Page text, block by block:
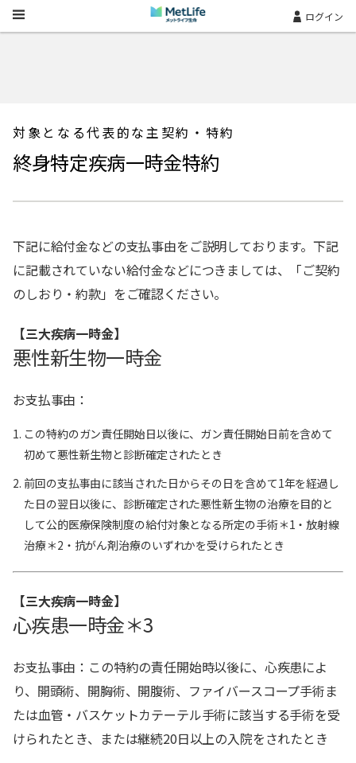
Skip Navigation ログイン
対象となる代表的な主契約・特約
終身特定疾病一時金特約
下記に給付金などの支払事由をご説明しております。下記
に記載されていない給付金などにつきましては、「ご契約
のしおり・約款」をご確認ください。
【三大疾病一時金】
悪性新生物一時金
お支払事由：
この特約のガン責任開始日以後に、ガン責任開始日前を含めて
初めて悪性新生物と診断確定されたとき
前回の支払事由に該当された日からその日を含めて1年を経過し
た日の翌日以後に、診断確定された悪性新生物の治療を目的と
して公的医療保険制度の給付対象となる所定の手術＊1・放射線
治療＊2・抗がん剤治療のいずれかを受けられたとき
【三大疾病一時金】
心疾患一時金＊3
お支払事由：この特約の責任開始時以後に、心疾患によ
り、開頭術、開胸術、開腹術、ファイバースコープ手術ま
たは血管・バスケットカテーテル手術に該当する手術を受
けられたとき、または継続20日以上の入院をされたとき